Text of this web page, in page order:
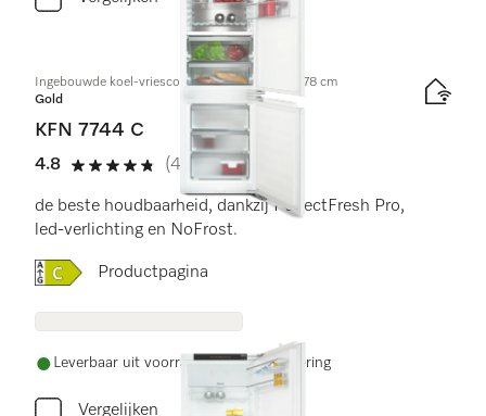
Ingebouwde koel-vriescombinatie, nishoogte 178 cm
Gold
KFN 7744 C
4.8
4.8 sterren van de 5
(4 beoordelingen)
de beste houdbaarheid, dankzij PerfectFresh Pro,
led-verlichting en NoFrost.
Online Label Flag, Energielabel
Productpagina
Leverbaar uit voorraad met gratis levering
Vergelijken